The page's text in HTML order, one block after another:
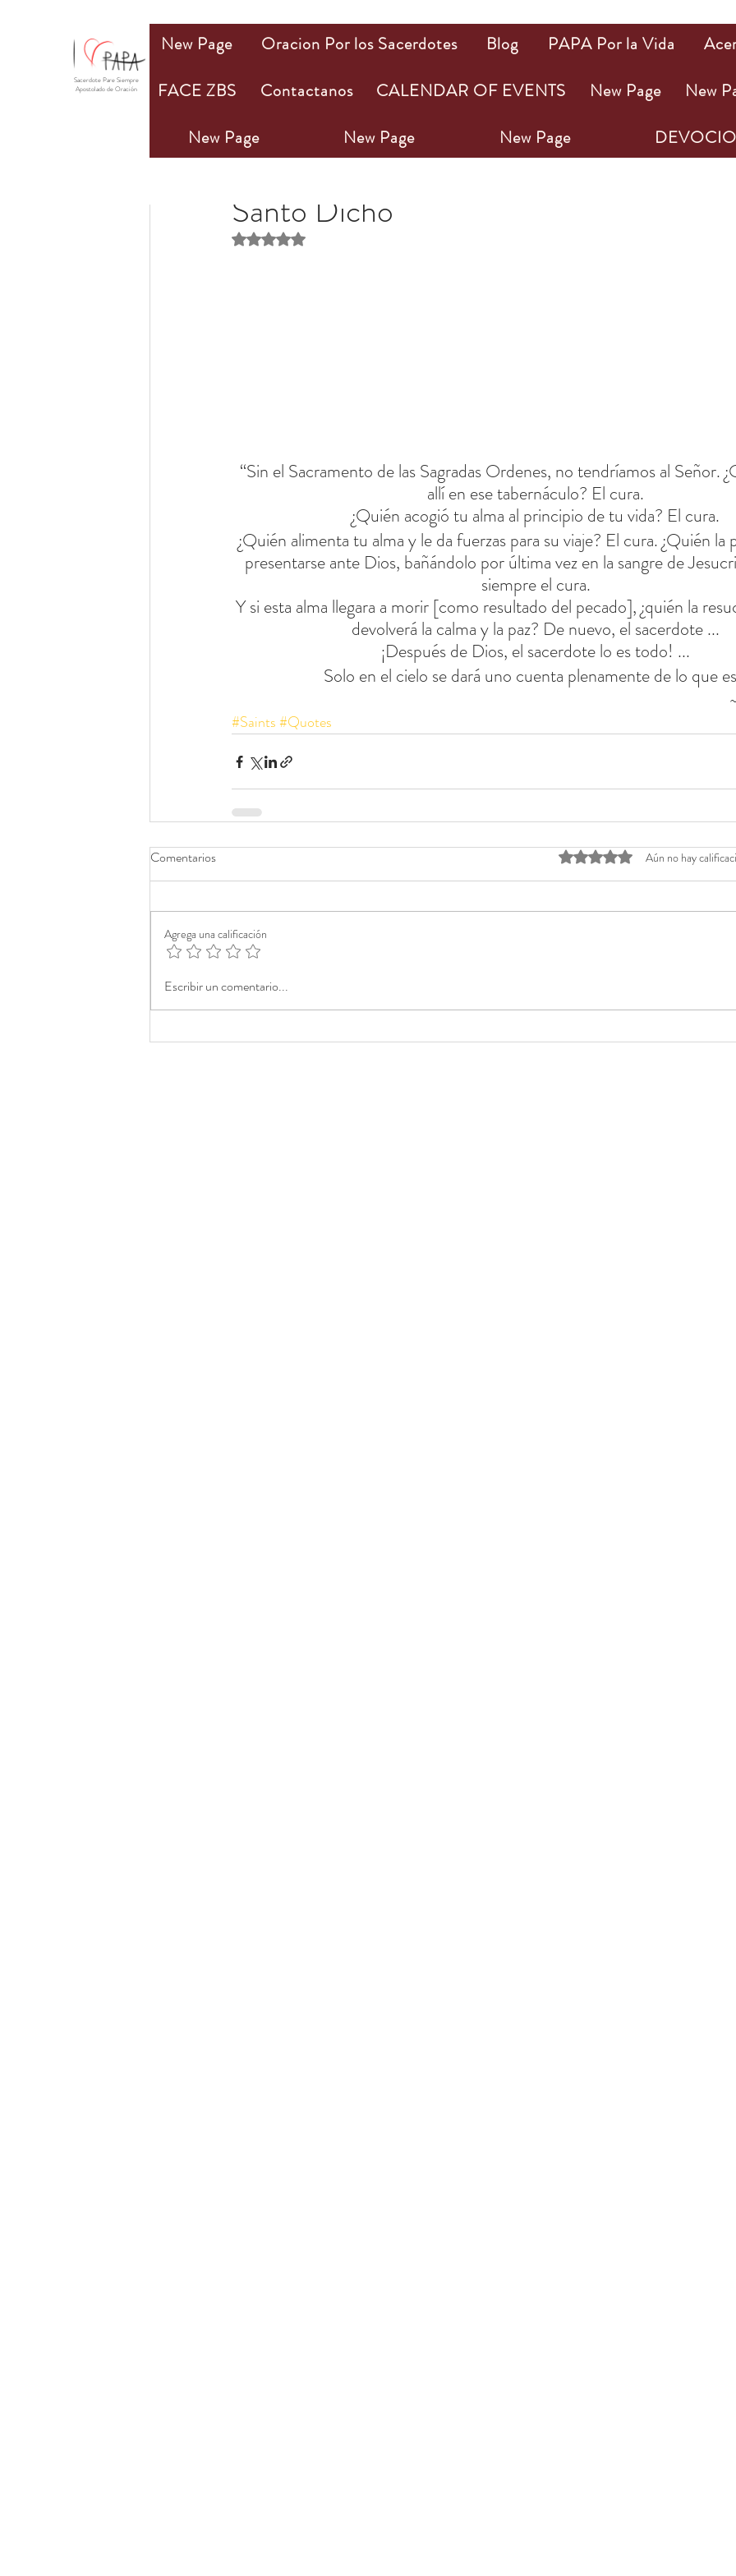
Santo Dicho
Obtuvo NaN de 5 estrellas.
“Sin el Sacramento de las Sagradas Ordenes, no tendríamos al Señor.
allí en ese tabernáculo? El cura.
¿Quién acogió tu alma al principio de tu vida? El cura.
¿Quién alimenta tu alma y le da fuerzas para su viaje? El cura. ¿Quién la
presentarse ante Dios, bañándolo por última vez en la sangre de
siempre el cura.
Y si esta alma llegara a morir [como resultado del pecado], ¿quién la
devolverá la calma y la paz? De nuevo, el sacerdote ...
¡Después de Dios, el sacerdote lo es todo! ...
Solo en el cielo se dará uno cuenta plenamente de lo que
#Saints#Quotes
Comentarios Obtuvo 0 de 5 estrellas.
Aún no hay
Agrega una calificación
Escribir un comentario...
New Page Oracion Por los Sacerdotes Blog PAPA Por la Vida
FACE ZBS
Contactanos CALENDAR OF EVENTS New Page New
New Page
New Page New Page
Sacerdote Pare Siempre
Apostolado de Oración